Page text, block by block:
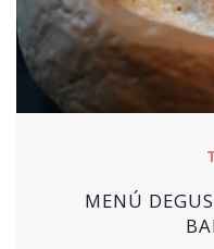
MENÚ